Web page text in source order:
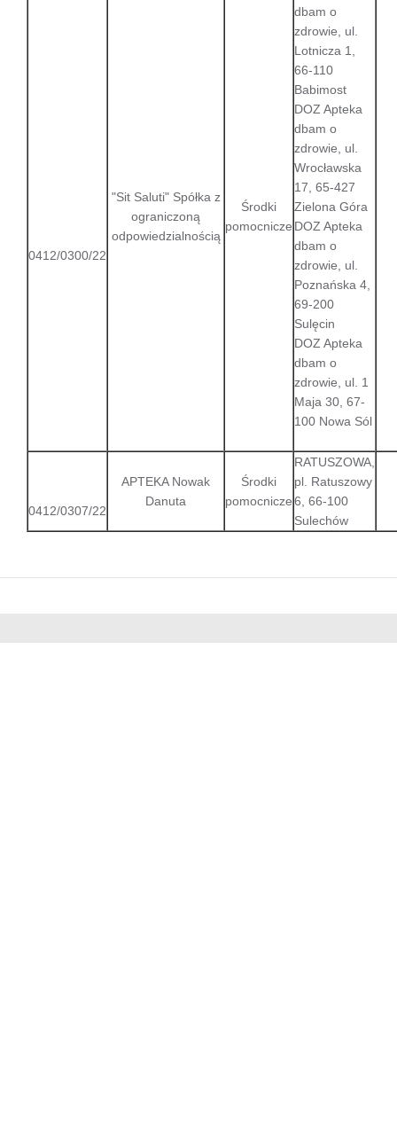
0412/0300/22
"Sit Saluti" Spółka z
ograniczoną
odpowiedzialnością
Środki
pomocnicze
dbam o
zdrowie, ul.
Lotnicza 1,
66-110
Babimost
DOZ Apteka
dbam o
zdrowie, ul.
Wrocławska
17, 65-427
Zielona Góra
DOZ Apteka
dbam o
zdrowie, ul.
Poznańska 4,
69-200
Sulęcin
DOZ Apteka
dbam o
zdrowie, ul. 1
Maja 30, 67-
100 Nowa Sól
0412/0307/22
APTEKA Nowak
Danuta
Środki
pomocnicze
RATUSZOWA,
pl. Ratuszowy
6, 66-100
Sulechów